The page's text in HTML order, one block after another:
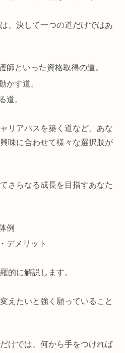
、決して一つの道だけではあ
師といった資格取得の道。
かす道。
道。
リアパスを築く道など、あな
味に合わせて様々な選択肢が
さらなる成長を目指すあなた
例
デメリット
的に解説します。
えたいと強く願っていること
けでは、何から手をつければ